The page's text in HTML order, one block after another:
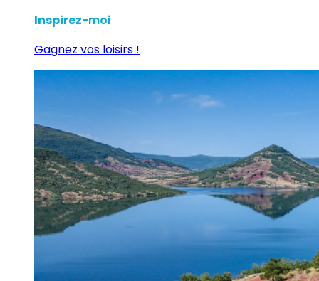
Inspirez-moi
Gagnez vos loisirs !